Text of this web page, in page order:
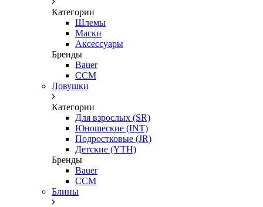
Категории
Шлемы
Маски
Аксессуары
Бренды
Bauer
CCM
Ловушки
Категории
Для взрослых (SR)
Юношеские (INT)
Подростковые (JR)
Детские (YTH)
Бренды
Bauer
CCM
Блины